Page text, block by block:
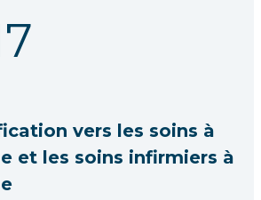
vers les soins à
et les soins infirmiers à